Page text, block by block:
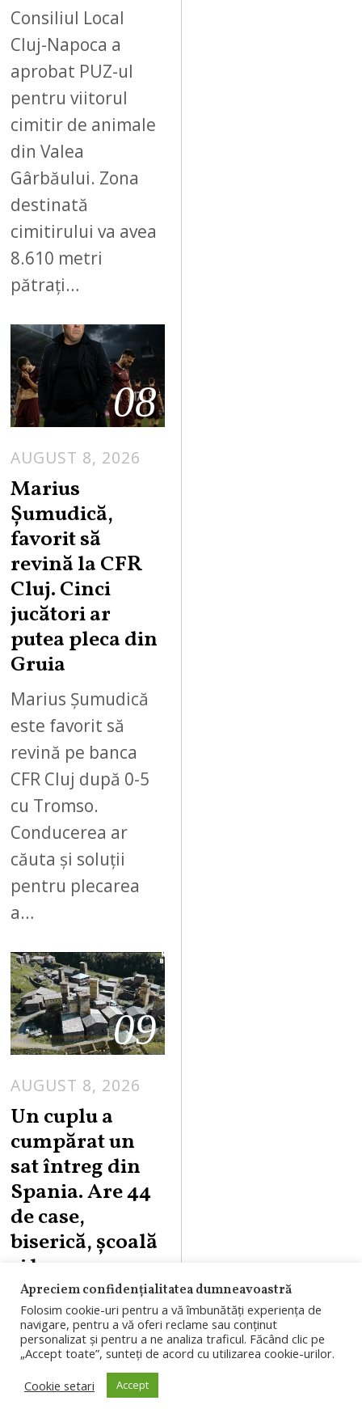
Consiliul Local
Cluj-Napoca a
aprobat PUZ-ul
pentru viitorul
cimitir de animale
din Valea
Gârbăului. Zona
destinată
cimitirului va avea
8.610 metri
pătrați…
08
AUGUST 8, 2026
Marius
Șumudică,
favorit să
revină la CFR
Cluj. Cinci
jucători ar
putea pleca din
Gruia
Marius Șumudică
este favorit să
revină pe banca
CFR Cluj după 0-5
cu Tromso.
Conducerea ar
căuta și soluții
pentru plecarea
a…
09
AUGUST 8, 2026
Un cuplu a
cumpărat un
sat întreg din
Spania. Are 44
de case,
biserică, școală
și bar
Un cuplu de
americani a
cumpărat Salto de
Castro, un sat
Apreciem confidențialitatea dumneavoastră
Folosim cookie-uri pentru a vă îmbunătăți experiența de
navigare, pentru a vă oferi reclame sau conținut
personalizat și pentru a ne analiza traficul. Făcând clic pe
„Accept toate”, sunteți de acord cu utilizarea cookie-urilor.
Cookie setari
Accept